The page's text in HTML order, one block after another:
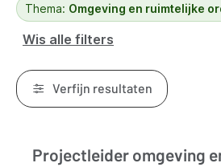
Thema: Omgeving en ruimtelijke
Wis alle filters
Verfijn resultaten
Resultaten
Projectleider omgeving